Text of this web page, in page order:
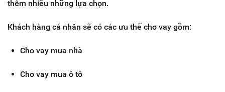
thêm nhiều những lựa chọn.
Khách hàng cá nhân sẽ có các ưu thế cho vay gồm:
Cho vay mua nhà
Cho vay mua ô tô